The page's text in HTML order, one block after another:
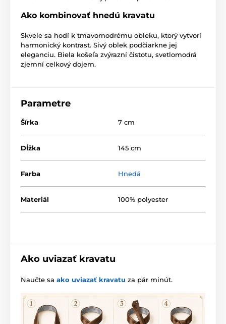
Ako kombinovať hnedú kravatu
Skvele sa hodí k tmavomodrému obleku, ktorý vytvorí
harmonický kontrast. Sivý oblek podčiarkne jej
eleganciu. Biela košeľa zvýrazní čistotu, svetlomodrá
zjemní celkový dojem.
Parametre
Šírka 7 cm
Dĺžka 145 cm
Farba Hnedá
Materiál 100% polyester
Ako uviazať kravatu
Naučte sa ako uviazať kravatu za pár minút.